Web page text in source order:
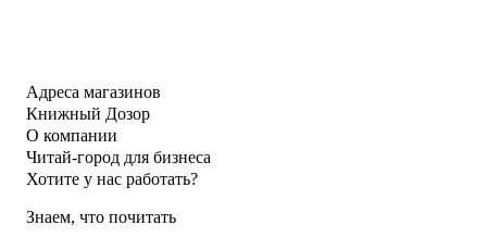
Адреса магазинов
Книжный Дозор
О компании
Читай-город для бизнеса
Хотите у нас работать?
Знаем, что почитать